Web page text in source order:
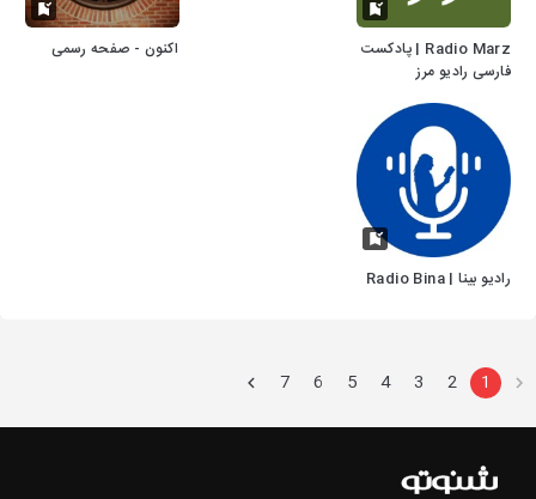
Radio Marz | پادکست
فارسی رادیو مرز
اکنون - صفحه رسمی
رادیو بینا | Radio Bina
1
2
3
4
5
6
7